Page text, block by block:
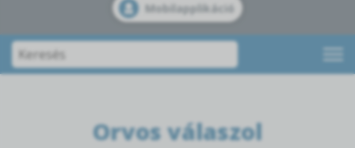
Mobilapplikáció
Orvos válaszol